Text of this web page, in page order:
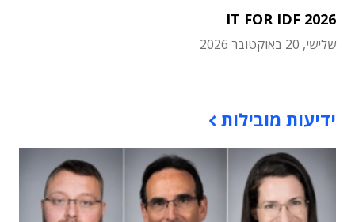
IT FOR IDF 2026
שלישי, 20 באוקטובר 2026
ידיעות מובילות